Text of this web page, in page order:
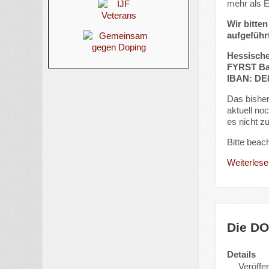
mehr als
Wir
FYRST
IBAN:
Das
aktuell
es nicht
Bitte
Die
Details